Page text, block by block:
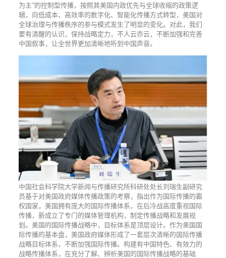
为主”的控制型传播，按照其美国内政优先与全球收缩的政策逻
辑，向低成本、高效率的数字化、智能化传播方式转型，美国对
全球治理与传播秩序的参与模式发生了明显的变化。对此，我们
要有清醒的认识，保持战略定力，不人云亦云，不断加强和完善
中国叙事，让全世界更加清晰地听到中国声音。
中国社会科学院大学新闻与传播研究所科研处处长刘瑞生副研究
员基于对美国政府媒体传播政策的考察，指出作为国际传播的霸
权国家，美国拥有庞大的国际传播体系，在后冷战高度重视国际
传播，新成立了专门的媒体管理机构，制定传播战略和发展规
划。美国的国际传播战略中，目标体系是顶层设计。作为美国国
际传播的基本盘，美国政府媒体形成了一套层次清晰的国际传播
战略目标体系，不断加强国际传播。构建有中国特色、有效力的
战略传播体系，在充分了解、辨析美国的国际传播战略的基础